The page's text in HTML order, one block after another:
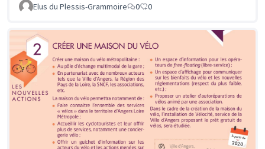
Elus du Plessis-Grammoire
0 0